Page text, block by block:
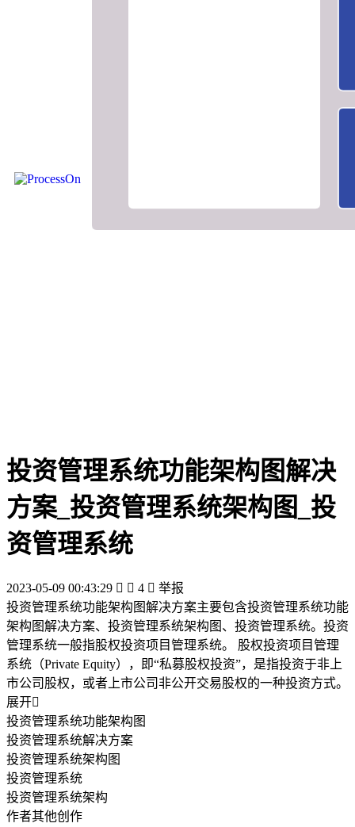
投资管理系统功能架构图解决
方案_投资管理系统架构图_投
资管理系统
2023-05-09 00:43:29   4  举报
投资管理系统功能架构图解决方案主要包含投资管理系统功能
架构图解决方案、投资管理系统架构图、投资管理系统。投资
管理系统一般指股权投资项目管理系统。 股权投资项目管理
系统（Private Equity），即“私募股权投资”，是指投资于非上
市公司股权，或者上市公司非公开交易股权的一种投资方式。
展开
投资管理系统功能架构图
投资管理系统解决方案
投资管理系统架构图
投资管理系统
投资管理系统架构
作者其他创作